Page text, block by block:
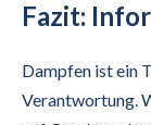
Fazit:
Dampfen ist ein
Verantwortung.